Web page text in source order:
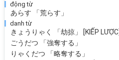
động từ
あらす 「荒らす」
danh từ
きょうりゃく 「劫掠」 [KIẾP LƯỢC]
ごうだつ 「強奪する」
りゃくだつ 「略奪する」